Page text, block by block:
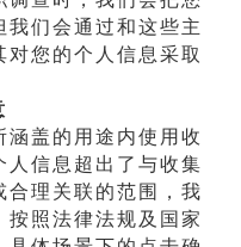
们会通过和这些主
您的个人信息采取
盖的用途内使用收
信息超出了与收集
理关联的范围，我
照法律法规及国家